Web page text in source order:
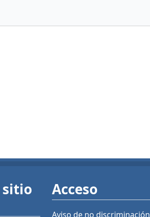
Acceso
Aviso de no discriminación